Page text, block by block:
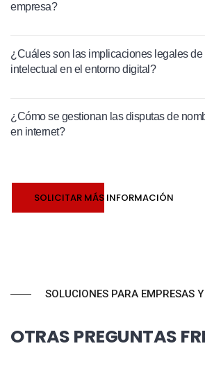
empresa?
¿Cuáles son las implicaciones legales de
intelectual en el entorno digital?
¿Cómo se gestionan las disputas de
en internet?
SOLICITAR MÁS INFORMACIÓN
SOLUCIONES PARA EMPRESAS
OTRAS PREGUNTAS